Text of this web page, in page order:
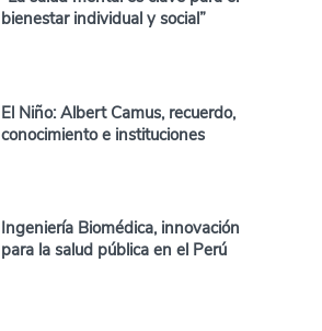
bienestar individual y social”
El Niño: Albert Camus, recuerdo,
conocimiento e instituciones
Ingeniería Biomédica, innovación
para la salud pública en el Perú